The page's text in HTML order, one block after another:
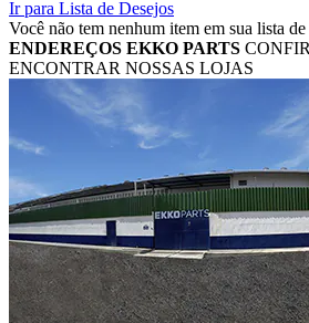
Ir para Lista de Desejos
Você não tem nenhum item em sua lista de
ENDEREÇOS EKKO PARTS
ENCONTRAR NOSSAS LOJAS